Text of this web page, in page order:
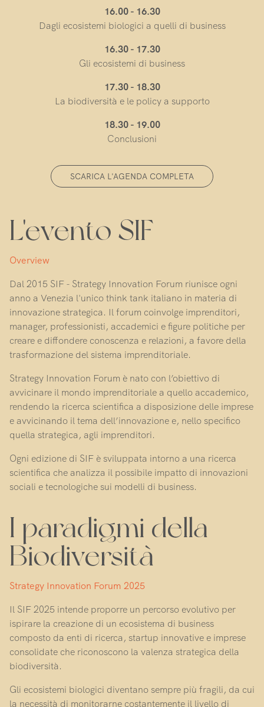
16.00 - 16.30
Dagli ecosistemi biologici a quelli di business
16.30 - 17.30
Gli ecosistemi di business
17.30 - 18.30
La biodiversità e le policy a supporto
18.30 - 19.00
Conclusioni
SCARICA L'AGENDA COMPLETA
L'evento SIF
Overview
Dal 2015 SIF - Strategy Innovation Forum riunisce ogni
anno a Venezia l'unico think tank italiano in materia di
innovazione strategica. Il forum coinvolge imprenditori,
manager, professionisti, accademici e figure politiche per
creare e diffondere conoscenza e relazioni, a favore della
trasformazione del sistema imprenditoriale.
Strategy Innovation Forum è nato con l’obiettivo di
avvicinare il mondo imprenditoriale a quello accademico,
rendendo la ricerca scientifica a disposizione delle imprese
e avvicinando il tema dell’innovazione e, nello specifico
quella strategica, agli imprenditori.
Ogni edizione di SIF è sviluppata intorno a una ricerca
scientifica che analizza il possibile impatto di innovazioni
sociali e tecnologiche sui modelli di business.
I paradigmi della
Biodiversità
Strategy Innovation Forum 2025
Il SIF 2025 intende proporre un percorso evolutivo per
ispirare la creazione di un ecosistema di business
composto da enti di ricerca, startup innovative e imprese
consolidate che riconoscono la valenza strategica della
biodiversità.
Gli ecosistemi biologici diventano sempre più fragili, da cui
la necessità di monitorarne costantemente il livello di